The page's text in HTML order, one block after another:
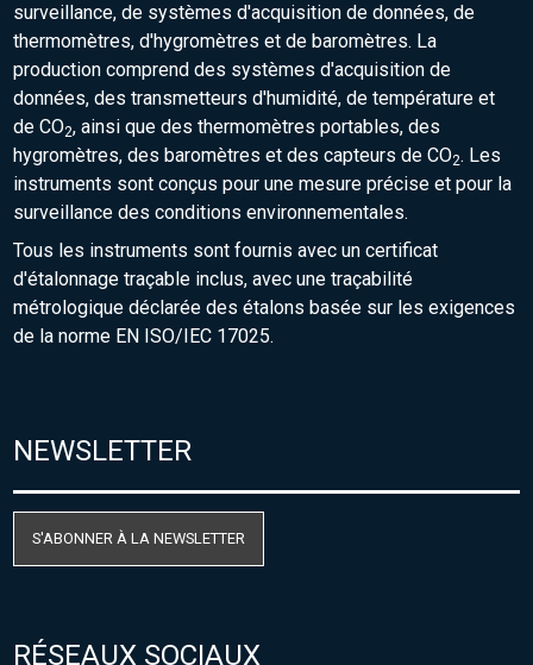
surveillance, de systèmes d'acquisition de données, de
thermomètres, d'hygromètres et de baromètres. La
production comprend des systèmes d'acquisition de
données, des transmetteurs d'humidité, de température et
de CO2, ainsi que des thermomètres portables, des
hygromètres, des baromètres et des capteurs de CO2. Les
instruments sont conçus pour une mesure précise et pour la
surveillance des conditions environnementales.
Tous les instruments sont fournis avec un certificat
d'étalonnage traçable inclus, avec une traçabilité
métrologique déclarée des étalons basée sur les exigences
de la norme EN ISO/IEC 17025.
NEWSLETTER
S'ABONNER À LA NEWSLETTER
RÉSEAUX SOCIAUX